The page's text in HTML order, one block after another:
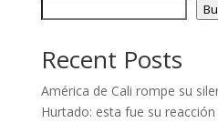
Recent Posts
América de Cali rompe su
Hurtado: esta fue su